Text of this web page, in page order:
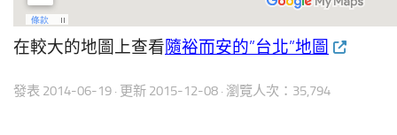
在較大的地圖上查看隨裕而安的”台北”地圖
發表 2014-06-19 · 更新 2015-12-08 · 瀏覽人次：35,794